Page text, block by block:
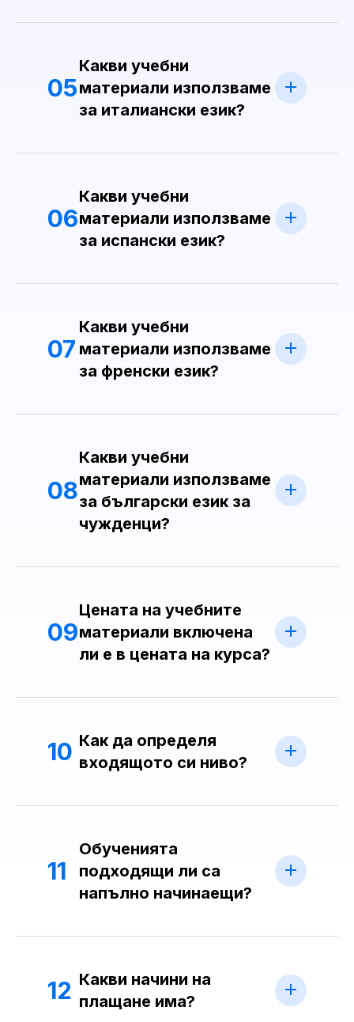
05
Какви учебни
материали използваме
за италиански език?
06
Какви учебни
материали използваме
за испански език?
07
Какви учебни
материали използваме
за френски език?
08
Какви учебни
материали използваме
за български език за
чужденци?
09
Цената на учебните
материали включена
ли е в цената на курса?
10 Как да определя
входящото си ниво?
11
Обученията
подходящи ли са
напълно начинаещи?
12 Какви начини на
плащане има?